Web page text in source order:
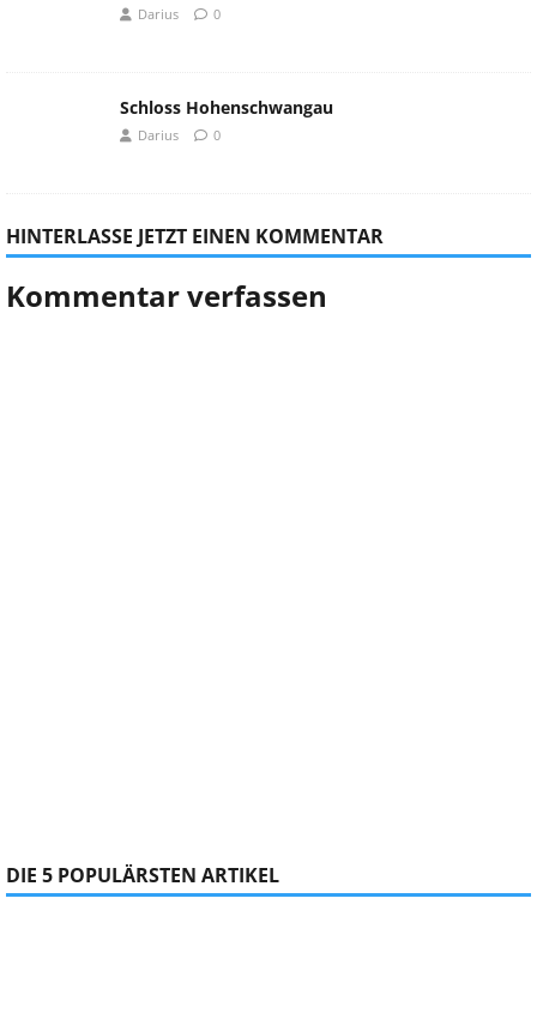
Darius 0
Schloss Hohenschwangau
Darius 0
HINTERLASSE JETZT EINEN KOMMENTAR
Kommentar verfassen
DIE 5 POPULÄRSTEN ARTIKEL